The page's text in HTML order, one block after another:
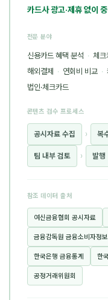
카드사 광고·제휴 없이
전문 분야
신용카드 혜택 분석 · 체크
해외결제 · 연회비 비교 ·
법인·체크카드
콘텐츠 검수 프로세스
공시자료 수집 › 복
팀 내부 검토 › 발행
참조 데이터 출처
여신금융협회 공시자료
금융감독원 금융소비자정보
한국은행 금융통계 한
공정거래위원회